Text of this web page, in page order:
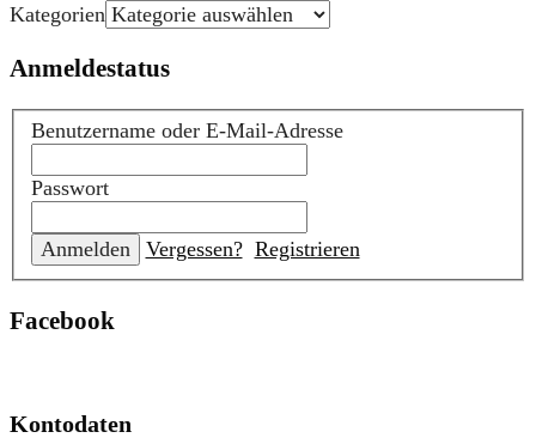
Kategorien
Anmeldestatus
Benutzername oder E-Mail-Adresse
Passwort
Vergessen? Registrieren
Facebook
Kontodaten